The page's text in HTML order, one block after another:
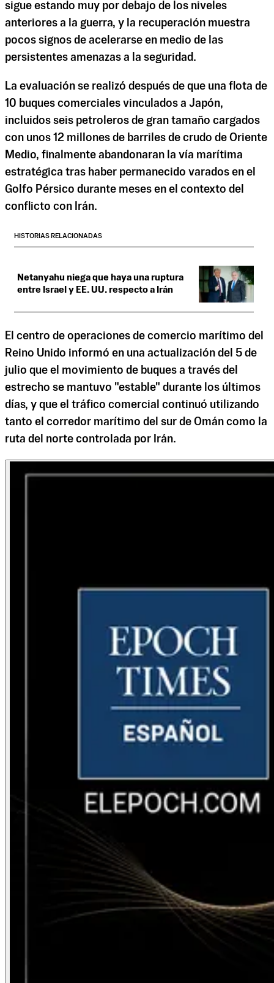
sigue estando muy por debajo de los niveles
anteriores a la guerra, y la recuperación muestra
pocos signos de acelerarse en medio de las
persistentes amenazas a la seguridad.
La evaluación se realizó después de que una flota de
10 buques comerciales vinculados a Japón,
incluidos seis petroleros de gran tamaño cargados
con unos 12 millones de barriles de crudo de Oriente
Medio, finalmente abandonaran la vía marítima
estratégica tras haber permanecido varados en el
Golfo Pérsico durante meses en el contexto del
conflicto con Irán.
HISTORIAS RELACIONADAS
Netanyahu niega que haya una ruptura
entre Israel y EE. UU. respecto a Irán
El centro de operaciones de comercio marítimo del
Reino Unido informó en una actualización del 5 de
julio que el movimiento de buques a través del
estrecho se mantuvo "estable" durante los últimos
días, y que el tráfico comercial continuó utilizando
tanto el corredor marítimo del sur de Omán como la
ruta del norte controlada por Irán.